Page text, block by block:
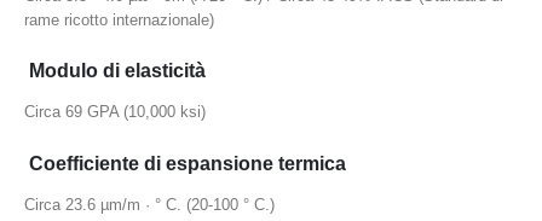
rame ricotto internazionale)
Modulo di elasticità
Circa 69 GPA (10,000 ksi)
Coefficiente di espansione termica
Circa 23.6 µm/m · ° C. (20-100 ° C.)